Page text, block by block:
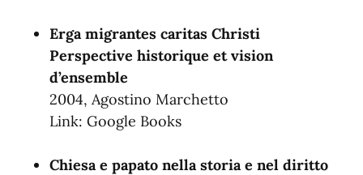
Erga migrantes caritas Christi
Perspective historique et vision
d’ensemble
2004, Agostino Marchetto
Link:Google Books
Chiesa e papato nella storia e nel diritto